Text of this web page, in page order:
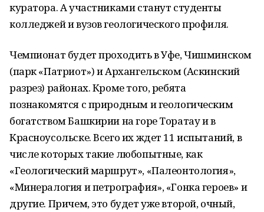
куратора. А участниками станут студенты
колледжей и вузов геологического профиля.
Чемпионат будет проходить в Уфе, Чишминском
(парк «Патриот») и Архангельском (Аскинский
разрез) районах. Кроме того, ребята
познакомятся с природным и геологическим
богатством Башкирии на горе Торатау и в
Красноусольске. Всего их ждет 11 испытаний, в
числе которых такие любопытные, как
«Геологический маршрут», «Палеонтология»,
«Минералогия и петрография», «Гонка героев» и
другие. Причем, это будет уже второй, очный,